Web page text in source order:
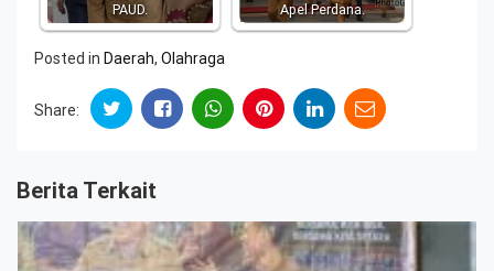
PAUD.
Apel Perdana.
Posted in Daerah, Olahraga
Share:
Berita Terkait